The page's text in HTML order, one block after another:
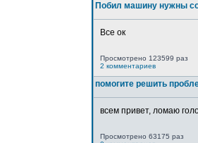
Побил машину нужны
Все ок
Просмотрено 123599 раз
2 комментариев
помогите решить
всем привет, ломаю
Просмотрено 63175 раз